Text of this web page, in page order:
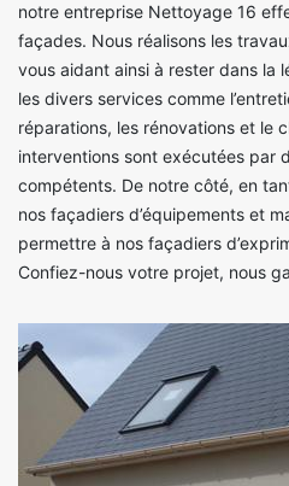
notre entreprise Nettoyage 16
façades. Nous réalisons les
vous aidant ainsi à rester dans la
les divers services comme
réparations, les rénovations et le
interventions sont exécutées par
compétents. De notre côté, en
nos façadiers d’équipements et
permettre à nos façadiers
Confiez-nous votre projet, nous